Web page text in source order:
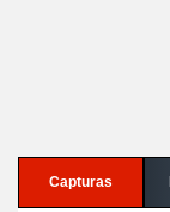
Capturas